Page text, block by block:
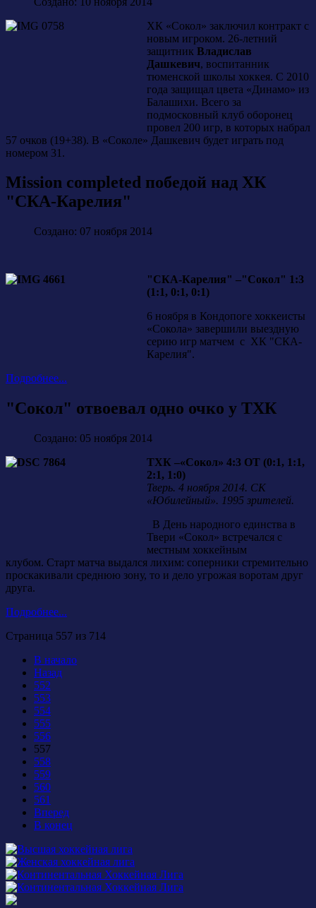
ХК «Сокол» заключил контракт с
новым игроком. 26-летний
защитник Владислав
Дашкевич, воспитанник
тюменской школы хоккея. С 2010
года защищал цвета «Динамо» из
Балашихи. Всего за
подмосковный клуб оборонец
провел 200 игр, в которых набрал
57 очков (19+38). В «Соколе» Дашкевич будет играть под
номером 31.
Mission completed победой над ХК
"СКА-Карелия"
Создано: 07 ноября 2014
"СКА-Карелия" –"Сокол" 1:3
(1:1, 0:1, 0:1)
6 ноября в Кондопоге хоккеисты
«Сокола» завершили выездную
серию игр матчем с ХК "СКА-
Карелия".
Подробнее...
"Сокол" отвоевал одно очко у ТХК
Создано: 05 ноября 2014
ТХК –«Сокол» 4:3 ОТ (0:1, 1:1,
2:1, 1:0)
Тверь. 4 ноября 2014. СК
«Юбилейный». 1995 зрителей.
В День народного единства в
Твери «Сокол» встречался с
местным хоккейным
клубом. Старт матча выдался лихим: соперники стремительно
проскакивали среднюю зону, то и дело угрожая воротам друг
друга.
Подробнее...
Страница 557 из 714
В начало
Назад
552
553
554
555
556
557
558
559
560
561
Вперед
В конец